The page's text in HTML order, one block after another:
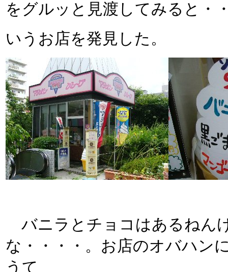
をグルッと見渡してみると・
いうお店を発見した。
バニラとチョコはあるねん
な・・・・。お店のオバハン
うて